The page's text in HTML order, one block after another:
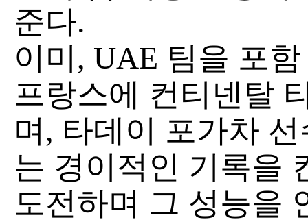
준다.
이미, UAE 팀을 포
프랑스에 컨티넨탈
며, 타데이 포가차
는 경이적인 기록을
도전하며 그 성능을